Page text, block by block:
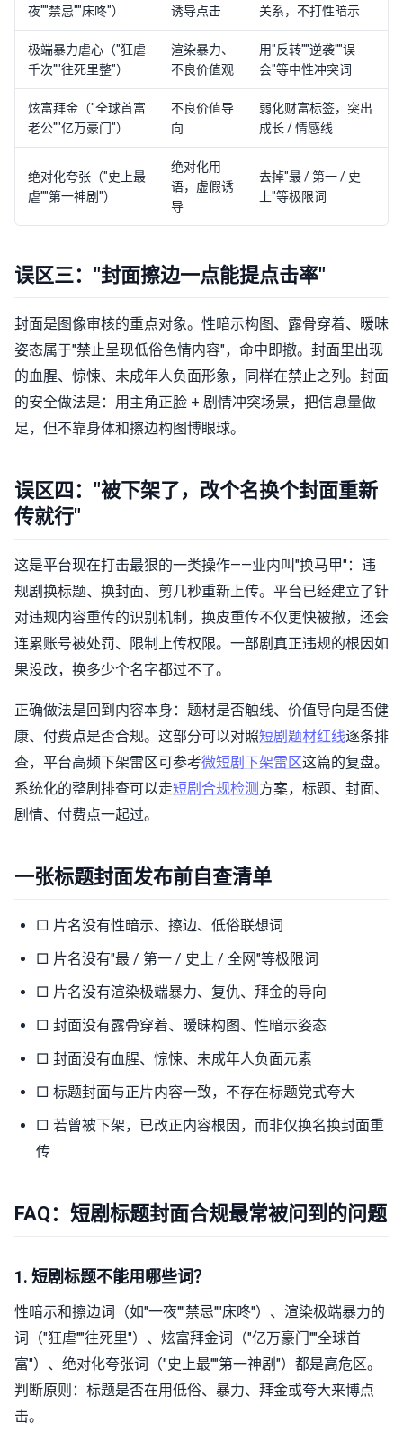
夜""禁忌""床咚"）
诱导点击
关系，不打性暗示
极端暴力虐心（"狂虐
千次""往死里整"）
渲染暴力、
不良价值观
用"反转""逆袭""误
会"等中性冲突词
炫富拜金（"全球首富
老公""亿万豪门"）
不良价值导
向
弱化财富标签，突出
成长 / 情感线
绝对化夸张（"史上最
虐""第一神剧"）
绝对化用
语，虚假诱
导
去掉"最 / 第一 / 史
上"等极限词
误区三："封面擦边一点能提点击率"
封面是图像审核的重点对象。性暗示构图、露骨穿着、暧昧
姿态属于"禁止呈现低俗色情内容"，命中即撤。封面里出现
的血腥、惊悚、未成年人负面形象，同样在禁止之列。封面
的安全做法是：用主角正脸 + 剧情冲突场景，把信息量做
足，但不靠身体和擦边构图博眼球。
误区四："被下架了，改个名换个封面重新
传就行"
这是平台现在打击最狠的一类操作——业内叫"换马甲"：违
规剧换标题、换封面、剪几秒重新上传。平台已经建立了针
对违规内容重传的识别机制，换皮重传不仅更快被撤，还会
连累账号被处罚、限制上传权限。一部剧真正违规的根因如
果没改，换多少个名字都过不了。
正确做法是回到内容本身：题材是否触线、价值导向是否健
康、付费点是否合规。这部分可以对照短剧题材红线逐条排
查，平台高频下架雷区可参考微短剧下架雷区这篇的复盘。
系统化的整剧排查可以走短剧合规检测 方案，标题、封面、
剧情、付费点一起过。
一张标题封面发布前自查清单
□ 片名没有性暗示、擦边、低俗联想词
□ 片名没有"最 / 第一 / 史上 / 全网"等极限词
□ 片名没有渲染极端暴力、复仇、拜金的导向
□ 封面没有露骨穿着、暧昧构图、性暗示姿态
□ 封面没有血腥、惊悚、未成年人负面元素
□ 标题封面与正片内容一致，不存在标题党式夸大
□ 若曾被下架，已改正内容根因，而非仅换名换封面重
传
FAQ：短剧标题封面合规最常被问到的问题
1. 短剧标题不能用哪些词？
性暗示和擦边词（如"一夜""禁忌""床咚"）、渲染极端暴力的
词（"狂虐""往死里"）、炫富拜金词（"亿万豪门""全球首
富"）、绝对化夸张词（"史上最""第一神剧"）都是高危区。
判断原则：标题是否在用低俗、暴力、拜金或夸大来博点
击。